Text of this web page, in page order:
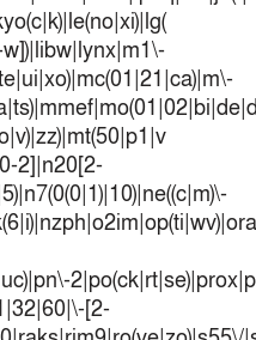
2]|n20[2-
[2-